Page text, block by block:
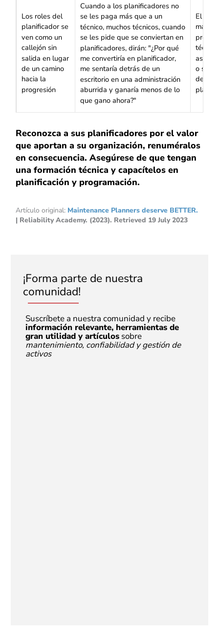
Los roles del
planificador se
ven como un
callejón sin
salida en lugar
de un camino
hacia la
progresión
Cuando a los planificadores no
se les paga más que a un
técnico, muchos técnicos, cuando
se les pide que se conviertan en
planificadores, dirán: "¿Por qué
me convertiría en planificador,
me sentaría detrás de un
escritorio en una administración
aburrida y ganaría menos de lo
que gano ahora?"
El
aspira
o
debe
Reconozca a sus planificadores por el valor
que aportan a su organización, renuméralos
en consecuencia. Asegúrese de que tengan
una formación técnica y capacítelos en
planificación y programación.
Artículo original: Maintenance Planners deserve BETTER.
| Reliability Academy. (2023). Retrieved 19 July 2023
¡Forma parte de nuestra
comunidad!
Suscríbete a nuestra comunidad y recibe
información relevante, herramientas de
gran utilidad y artículos sobre
mantenimiento, confiabilidad y gestión de
activos